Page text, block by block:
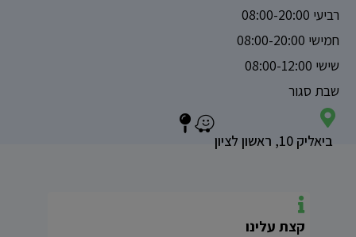
רביעי 08:00-20:00
חמישי 08:00-20:00
שישי 08:00-12:00
שבת סגור
ביאליק 10, ראשון לציון
קצת עלינו